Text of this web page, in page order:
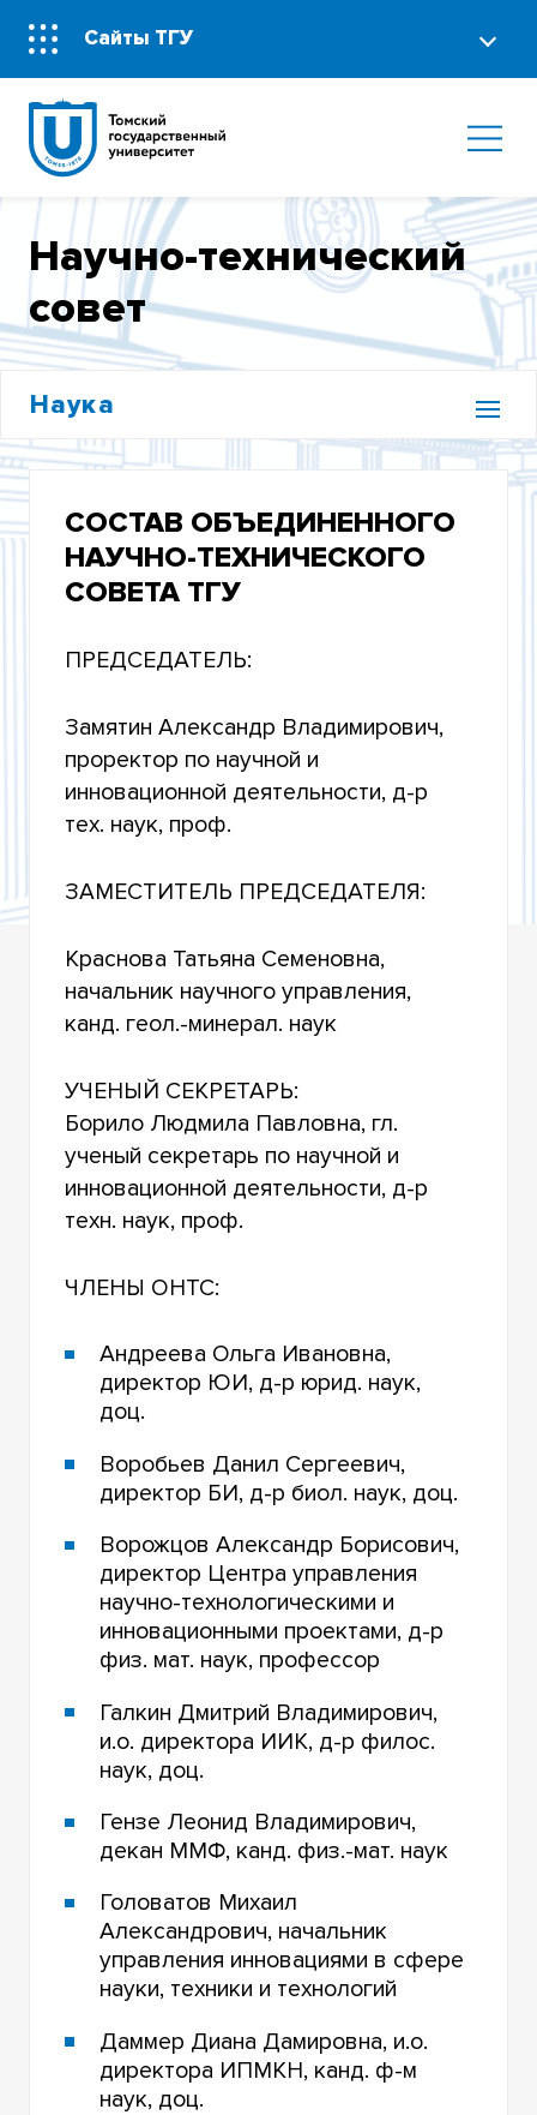
Сайты ТГУ
Научно-технический
совет
Наука
ИСТОРИЯ НАУЧНОЙ ДЕЯТЕЛЬНОСТИ
НАУЧНОЕ УПРАВЛЕНИЕ
ОСНОВНЫЕ РЕЗУЛЬТАТЫ НАУЧНОЙ И
ИННОВАЦИОННОЙ ДЕЯТЕЛЬНОСТИ
ИННОВАЦИОННОЙ ДЕЯТЕЛЬНОСТЬЮ"
ВЕДУЩИЕ НАУЧНЫЕ ШКОЛЫ
УСПЕХИ НАУЧНЫХ ЛАБОРАТОРИЙ ТГУ
НАПРАВЛЕНИЯ НАУЧНОЙ ДЕЯТЕЛЬНОСТИ
НАУЧНО-ТЕХНИЧЕСКИЙ СОВЕТ
ГЛОБАЛЬНЫЕ СЕТИ И КОЛЛАБОРАЦИЯ
УПРАВЛЕНИЕ ИННОВАЦИЯМИ В СФЕРЕ НАУКИ,
ТЕХНИКИ И ТЕХНОЛОГИЙ
СИБИРСКИЙ ЦЕНТР ИЗУЧЕНИЯ
ИСКУССТВЕННОГО ИНТЕЛЛЕКТА И ЦИФРОВЫХ
ТЕХНОЛОГИЙ
И НЕЙРОНАУК «НЕЙРОТОМСК»
ИЗДАТЕЛЬСКАЯ ДЕЯТЕЛЬНОСТЬ
ЦЕНТР АКАДЕМИЧЕСКОГО ПИСЬМА
ИССЛЕДОВАНИИ
НАУКА И ЖИЗНЬ ТГУ
СТУДЕНЧЕСКОЕ НАУЧНОЕ ОБЩЕСТВО ТГУ
СОСТАВ ОБЪЕДИНЕННОГО
НАУЧНО-ТЕХНИЧЕСКОГО
СОВЕТА ТГУ
ПРЕДСЕДАТЕЛЬ:
Замятин Александр Владимирович,
проректор по научной и
инновационной деятельности, д-р
тех. наук, проф.
ЗАМЕСТИТЕЛЬ ПРЕДСЕДАТЕЛЯ:
Краснова Татьяна Семеновна,
начальник научного управления,
канд. геол.-минерал. наук
УЧЕНЫЙ СЕКРЕТАРЬ:
Борило Людмила Павловна, гл.
ученый секретарь по научной и
инновационной деятельности, д-р
техн. наук, проф.
ЧЛЕНЫ ОНТС:
Андреева Ольга Ивановна,
директор ЮИ, д-р юрид. наук,
доц.
Воробьев Данил Сергеевич,
директор БИ, д-р биол. наук, доц.
Ворожцов Александр Борисович,
директор Центра управления
научно-технологическими и
инновационными проектами, д-р
физ. мат. наук, профессор
Галкин Дмитрий Владимирович,
и.о. директора ИИК, д-р филос.
наук, доц.
Гензе Леонид Владимирович,
декан ММФ, канд. физ.-мат. наук
Головатов Михаил
Александрович, начальник
управления инновациями в сфере
науки, техники и технологий
Даммер Диана Дамировна, и.о.
директора ИПМКН, канд. ф-м
наук, доц.